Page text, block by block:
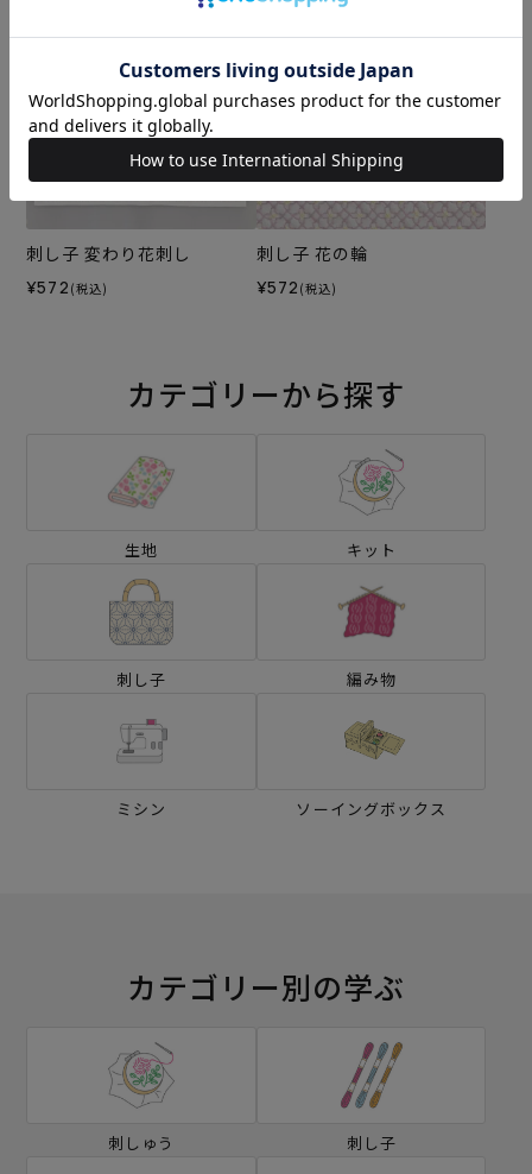
刺し子 変わり花刺し
¥572 (税込)
刺し子 花の輪
¥572 (税込)
カテゴリーから探す
生地 キット
刺し子 編み物
ミシン ソーイングボックス
カテゴリー別の学ぶ
刺しゅう 刺し子